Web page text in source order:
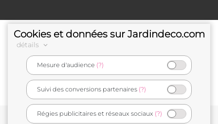
e-commerçant français
Cookies et données sur Jardindeco.com
détails
Mesure d'audience (?)
Suivi des conversions partenaires (?)
Régies publicitaires et réseaux sociaux (?)